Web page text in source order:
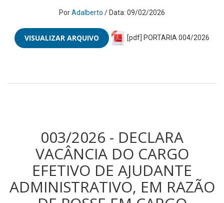
PorAdalberto / Data: 09/02/2026
VISUALIZAR ARQUIVO [pdf] PORTARIA 004/2026
003/2026 - DECLARA
VACÂNCIA DO CARGO
EFETIVO DE AJUDANTE
ADMINISTRATIVO, EM RAZÃO